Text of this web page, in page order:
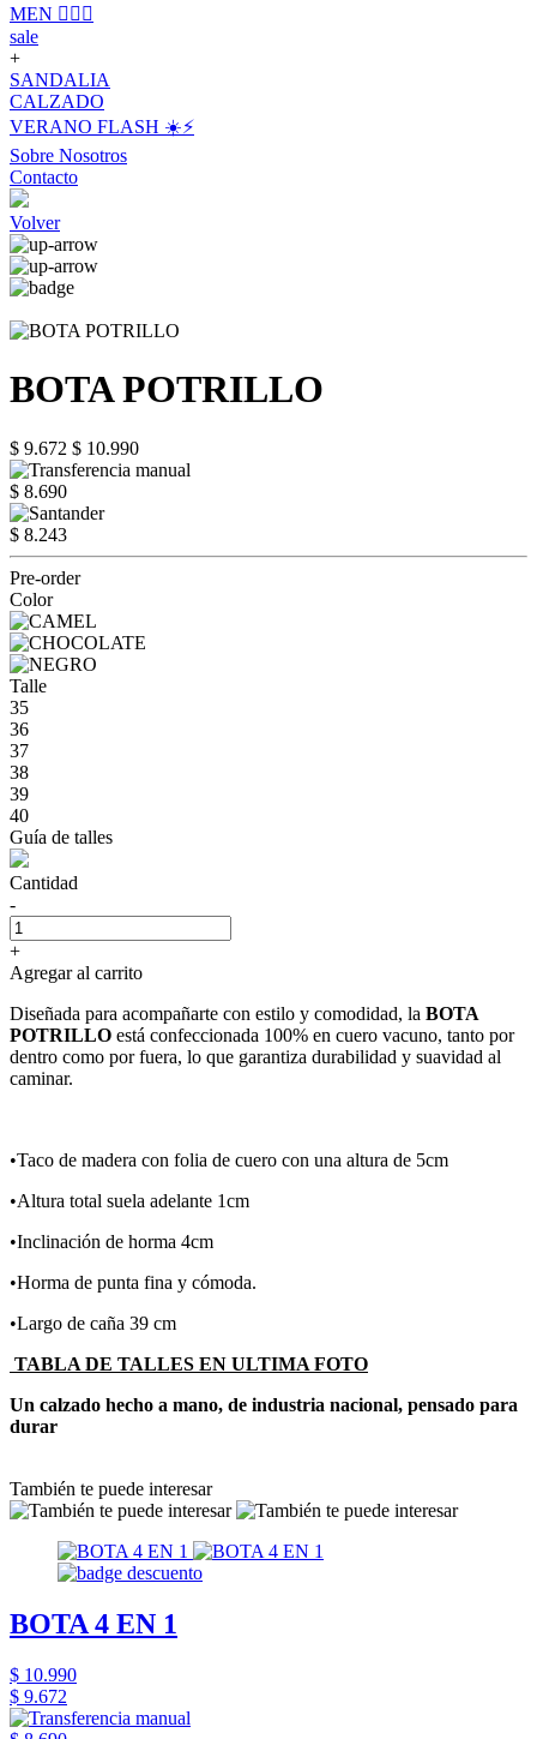
MEN 🙋🏽‍♂️
sale
+
SANDALIA
CALZADO
VERANO FLASH ☀️⚡️
Sobre Nosotros
Contacto
Volver
BOTA POTRILLO
$ 9.672 $ 10.990
$ 8.690
$ 8.243
Pre-order
Color
Talle
35
36
37
38
39
40
Guía de talles
Cantidad
-
+
Agregar al carrito
Diseñada para acompañarte con estilo y comodidad, la BOTA
POTRILLO está confeccionada 100% en cuero vacuno, tanto por
dentro como por fuera, lo que garantiza durabilidad y suavidad al
caminar.
•Taco de madera con folia de cuero con una altura de 5cm
•Altura total suela adelante 1cm
•Inclinación de horma 4cm
•Horma de punta fina y cómoda.
•Largo de caña 39 cm
TABLA DE TALLES EN ULTIMA FOTO
Un calzado hecho a mano, de industria nacional, pensado para
durar
También te puede interesar
BOTA 4 EN 1
$ 10.990
$ 9.672